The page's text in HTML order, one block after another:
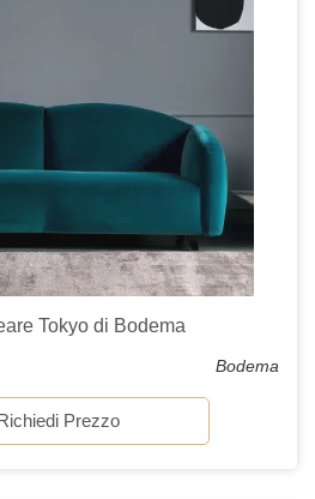
Tokyo di Bodema
Bodema
Richiedi Prezzo